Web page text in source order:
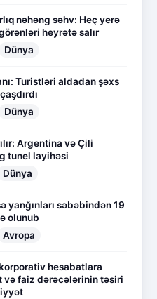
nəhəng səhv: Heç yerə
heyrətə salır
Dünya
Turistləri aldadan şəxs
Dünya
Argentina və Çili
tunel layihəsi
Dünya
yanğınları səbəbindən 19
olunub
Avropa
hesabatlara
və faiz dərəcələrinin təsiri